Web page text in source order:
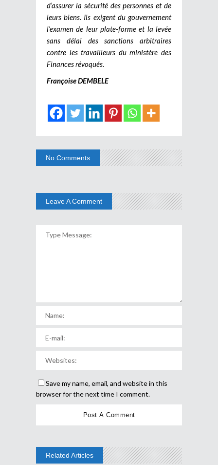
d’assurer la sécurité des personnes et de
leurs biens. Ils exigent du gouvernement
l’examen de leur plate-forme et la levée
sans délai des sanctions arbitraires
contre les travailleurs du ministère des
Finances révoqués.
Françoise DEMBELE
No Comments
Leave A Comment
Save my name, email, and website in this
browser for the next time I comment.
Related Articles